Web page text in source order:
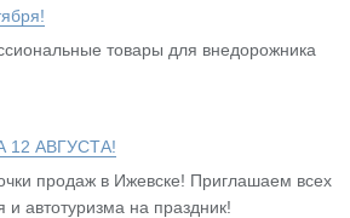
товары для внедорожника
АВГУСТА!
продаж в Ижевске! Приглашаем всех
автотуризма на праздник!